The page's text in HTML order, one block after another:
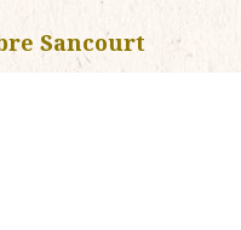
Sancourt